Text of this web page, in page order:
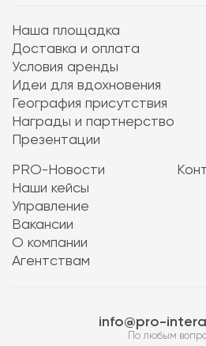
Наша площадка
Доставка и оплата
Условия аренды
Идеи для вдохновения
География присутствия
Награды и партнерство
Презентации
PRO-Новости
Наши кейсы
Управление
Вакансии
О компании
Агентствам
info@pro-
По любым